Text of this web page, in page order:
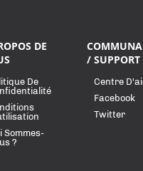
DE
De
Sommes-
?
/ SUPPORT
Centre
Facebook
Twitter